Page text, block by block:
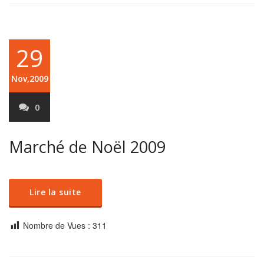
29
Nov,2009
0
Marché de Noël 2009
Lire la suite
Nombre de Vues : 311